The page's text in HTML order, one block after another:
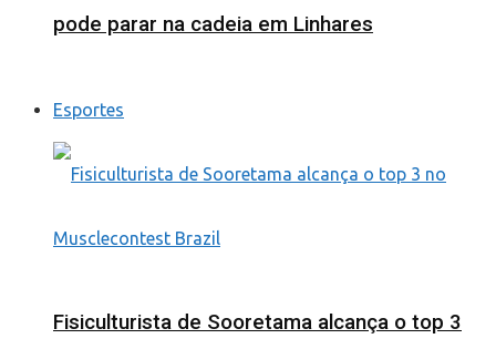
pode parar na cadeia em Linhares
Esportes
Fisiculturista de Sooretama alcança o top 3